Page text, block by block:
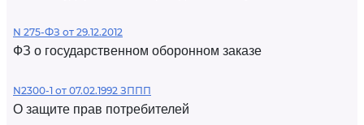
N 275-ФЗ от 29.12.2012
ФЗ о государственном оборонном заказе
N2300-1 от 07.02.1992 ЗППП
О защите прав потребителей